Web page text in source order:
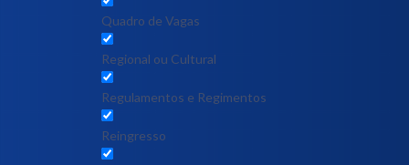
Quadro de Vagas
Regional ou Cultural
Regulamentos e Regimentos
Reingresso